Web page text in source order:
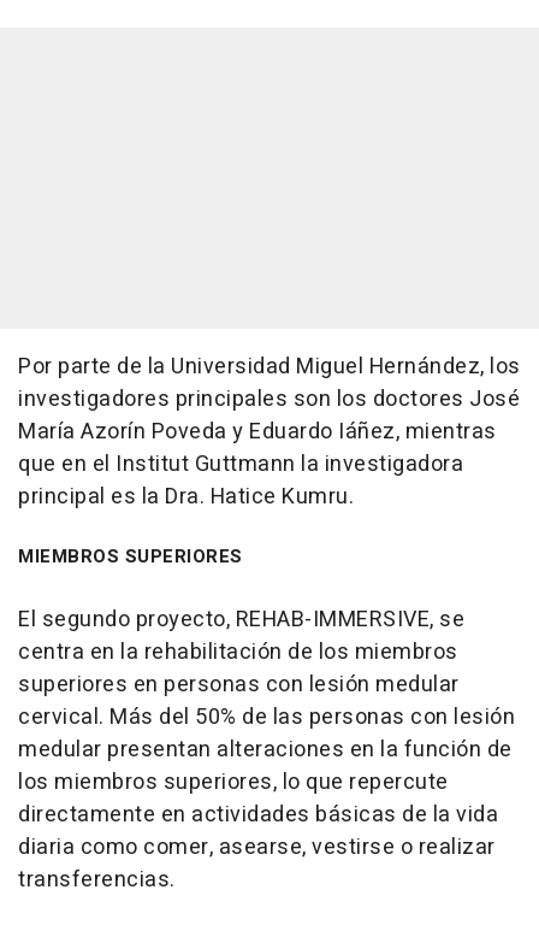
Por parte de la Universidad Miguel Hernández, los
investigadores principales son los doctores José
María Azorín Poveda y Eduardo Iáñez, mientras
que en el Institut Guttmann la investigadora
principal es la Dra. Hatice Kumru.
MIEMBROS SUPERIORES
El segundo proyecto, REHAB-IMMERSIVE, se
centra en la rehabilitación de los miembros
superiores en personas con lesión medular
cervical. Más del 50% de las personas con lesión
medular presentan alteraciones en la función de
los miembros superiores, lo que repercute
directamente en actividades básicas de la vida
diaria como comer, asearse, vestirse o realizar
transferencias.